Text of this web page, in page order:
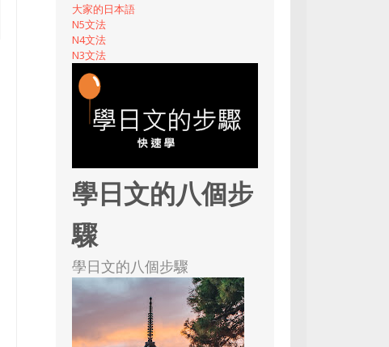
大家的日本語
N5文法
N4文法
N3文法
學日文的八個步
驟
學日文的八個步驟